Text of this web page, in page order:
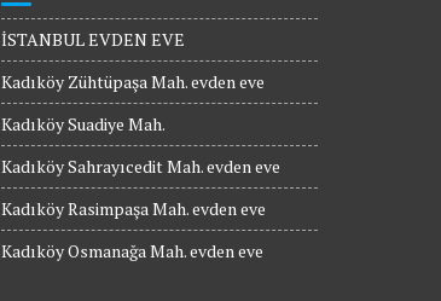
İSTANBUL EVDEN EVE
Kadıköy Zühtüpaşa Mah. evden eve
Kadıköy Suadiye Mah.
Kadıköy Sahrayıcedit Mah. evden eve
Kadıköy Rasimpaşa Mah. evden eve
Kadıköy Osmanağa Mah. evden eve